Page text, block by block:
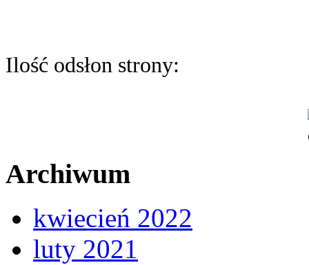
Ilość odsłon strony:
Archiwum
kwiecień 2022
luty 2021